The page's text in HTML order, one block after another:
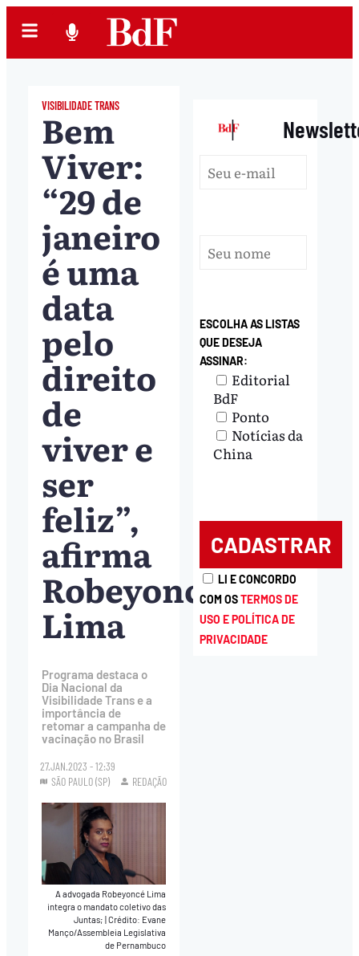
VISIBILIDADE TRANS
Bem
Viver:
“29 de
janeiro
é uma
data
pelo
direito
de
viver e
ser
feliz”,
afirma
Robeyoncé
Lima
Programa destaca o
Dia Nacional da
Visibilidade Trans e a
importância de
retomar a campanha de
vacinação no Brasil
27.JAN.2023 - 12:39
SÃO PAULO (SP)
REDAÇÃO
A advogada Robeyoncé Lima
integra o mandato coletivo das
Juntas; Crédito: Evane
Manço/Assembleia Legislativa
de Pernambuco
|
ESCOLHA AS LISTAS
QUE DESEJA
ASSINAR:
Editorial
BdF
Ponto
Notícias da
China
LI E CONCORDO
COM OSTERMOS DE
USO E POLÍTICA DE
PRIVACIDADE